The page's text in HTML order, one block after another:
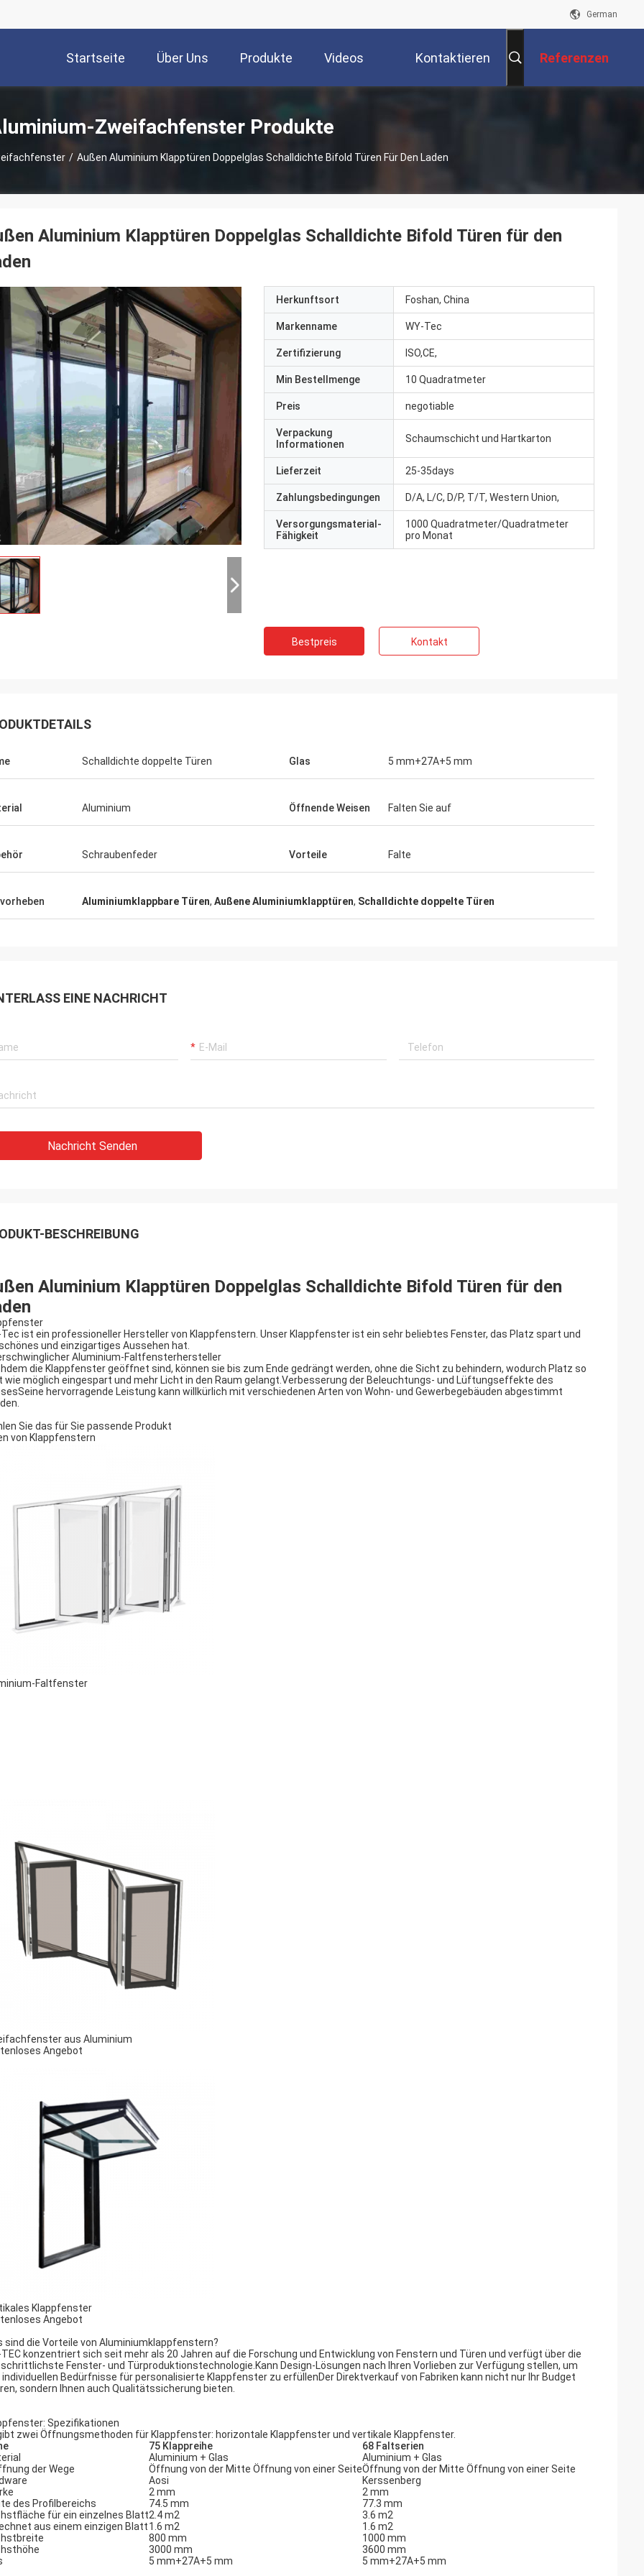
German
Startseite Über Uns Produkte Videos Kontaktieren Referenzen
Zweifachfenster Produkte
/ Außen Aluminium Klapptüren Doppelglas Schalldichte Bifold Türen Für Den Laden
Aluminium Klapptüren Doppelglas Schalldichte Bifold Türen für den
Herkunftsort Foshan, China
Markenname WY-Tec
Zertifizierung ISO,CE,
Min Bestellmenge 10 Quadratmeter
Preis negotiable
Verpackung
Informationen
Schaumschicht und Hartkarton
Lieferzeit 25-35days
Zahlungsbedingungen D/A, L/C, D/P, T/T, Western Union,
Versorgungsmaterial-
Fähigkeit
1000 Quadratmeter/Quadratmeter
pro Monat
Bestpreis Kontakt
Schalldichte doppelte Türen Glas 5 mm+27A+5 mm
Aluminium Öffnende Weisen Falten Sie auf
Schraubenfeder Vorteile Falte
Aluminiumklappbare Türen, Außene Aluminiumklapptüren, Schalldichte doppelte Türen
EINE NACHRICHT
Nachricht Senden
BESCHREIBUNG
Aluminium Klapptüren Doppelglas Schalldichte Bifold Türen für den
Tec ist ein professioneller Hersteller von Klappfenstern. Unser Klappfenster ist ein sehr beliebtes Fenster, das Platz spart und
und einzigartiges Aussehen hat.
Aluminium-Faltfensterhersteller
die Klappfenster geöffnet sind, können sie bis zum Ende gedrängt werden, ohne die Sicht zu behindern, wodurch Platz so
wie möglich eingespart und mehr Licht in den Raum gelangt.Verbesserung der Beleuchtungs- und Lüftungseffekte des
hervorragende Leistung kann willkürlich mit verschiedenen Arten von Wohn- und Gewerbegebäuden abgestimmt
Sie das für Sie passende Produkt
von Klappfenstern
Faltfenster
aus Aluminium
Angebot
Klappfenster
Angebot
sind die Vorteile von Aluminiumklappfenstern?
TEC konzentriert sich seit mehr als 20 Jahren auf die Forschung und Entwicklung von Fenstern und Türen und verfügt über die
Fenster- und Türproduktionstechnologie.Kann Design-Lösungen nach Ihren Vorlieben zur Verfügung stellen, um
individuellen Bedürfnisse für personalisierte Klappfenster zu erfüllenDer Direktverkauf von Fabriken kann nicht nur Ihr Budget
sondern Ihnen auch Qualitätssicherung bieten.
Spezifikationen
zwei Öffnungsmethoden für Klappfenster: horizontale Klappfenster und vertikale Klappfenster.
75 Klappreihe
68 Faltserien
Aluminium + Glas
Aluminium + Glas
der Wege
Öffnung von der Mitte Öffnung von einer SeiteÖffnung von der Mitte Öffnung von einer Seite
Aosi
Kerssenberg
2 mm
2 mm
des Profilbereichs
74.5 mm
77.3 mm
für ein einzelnes Blatt2.4 m2
3.6 m2
aus einem einzigen Blatt1.6 m2
1.6 m2
800 mm
1000 mm
3000 mm
3600 mm
5 mm+27A+5 mm 5 mm+27A+5 mm